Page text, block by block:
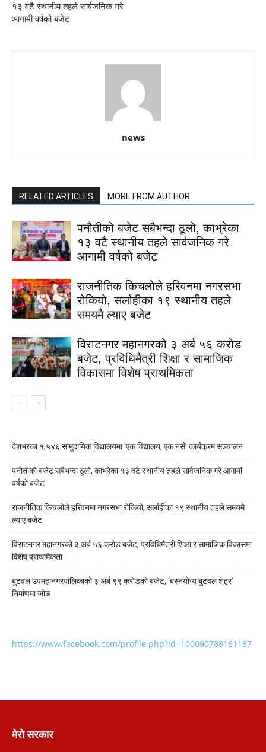
१३ वटै स्थानीय तहले सार्वजनिक गरे
आगामी वर्षको बजेट
news
RELATED ARTICLES MORE FROM AUTHOR
पनौतीको बजेट सबैभन्दा ठूलो, काभ्रेका
१३ वटै स्थानीय तहले सार्वजनिक गरे
आगामी वर्षको बजेट
राजनीतिक किचलोले हरिवनमा नगरसभा
रोकियो, सर्लाहीका १९ स्थानीय तहले
समयमै ल्याए बजेट
विराटनगर महानगरको ३ अर्ब ५६ करोड
बजेट, प्रविधिमैत्री शिक्षा र सामाजिक
विकासमा विशेष प्राथमिकता
देशभरका १,५४६ सामुदायिक विद्यालयमा ‘एक विद्यालय, एक नर्स’ कार्यक्रम सञ्चालन
पनौतीको बजेट सबैभन्दा ठूलो, काभ्रेका १३ वटै स्थानीय तहले सार्वजनिक गरे आगामी
वर्षको बजेट
राजनीतिक किचलोले हरिवनमा नगरसभा रोकियो, सर्लाहीका १९ स्थानीय तहले समयमै
ल्याए बजेट
विराटनगर महानगरको ३ अर्ब ५६ करोड बजेट, प्रविधिमैत्री शिक्षा र सामाजिक विकासमा
विशेष प्राथमिकता
बुटवल उपमहानगरपालिकाको ३ अर्ब ९९ करोडको बजेट, ‘बस्नयोग्य बुटवल शहर’
निर्माणमा जोड
https://www.facebook.com/profile.php?id=100090788161187
मेरो सरकार